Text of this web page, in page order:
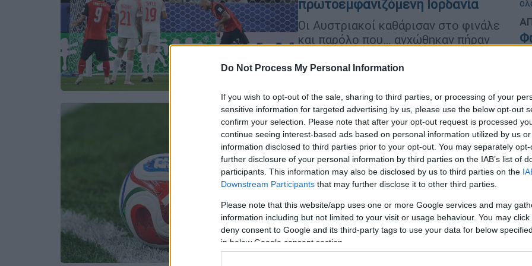
Do Not Process My Personal Information
If you wish to opt-out of the sale, sharing to third parties, or processing of your
sensitive information for targeted advertising by us, please use the below opt-out
confirm your selection. Please note that after your opt-out request is processed
continue seeing interest-based ads based on personal information utilized by us
information disclosed to third parties prior to your opt-out. You may separately
further disclosure of your personal information by third parties on the IAB’s list of
participants. This information may also be disclosed by us to third parties on the
Downstream Participants that may further disclose it to other third parties.
Please note that this website/app uses one or more Google services and may
information including but not limited to your visit or usage behaviour. You may
deny consent to Google and its third-party tags to use your data for below
in below Google consent section.
πρωτοεμφανιζόμενη Ιορδανία
Οι Αυστριακοί καθάρισαν στο φινάλε
και παρόλο που… αγχώθηκαν πήραν
Αθλητισμός 16.06.2026 13:53
Μουντιάλ 2026: Η ώρα και τα
κανάλια των αποψινών αγώνων
Με τέσσερα ματς συνεχίζεται η 1η
αγωνιστική του Παγκοσμίου
Κυπέλλου